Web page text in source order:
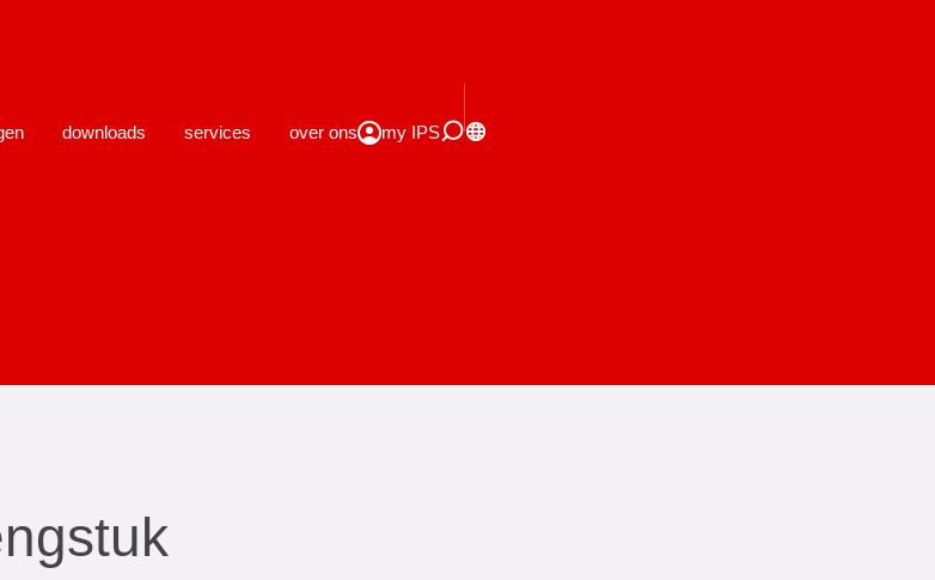
downloads services over ons